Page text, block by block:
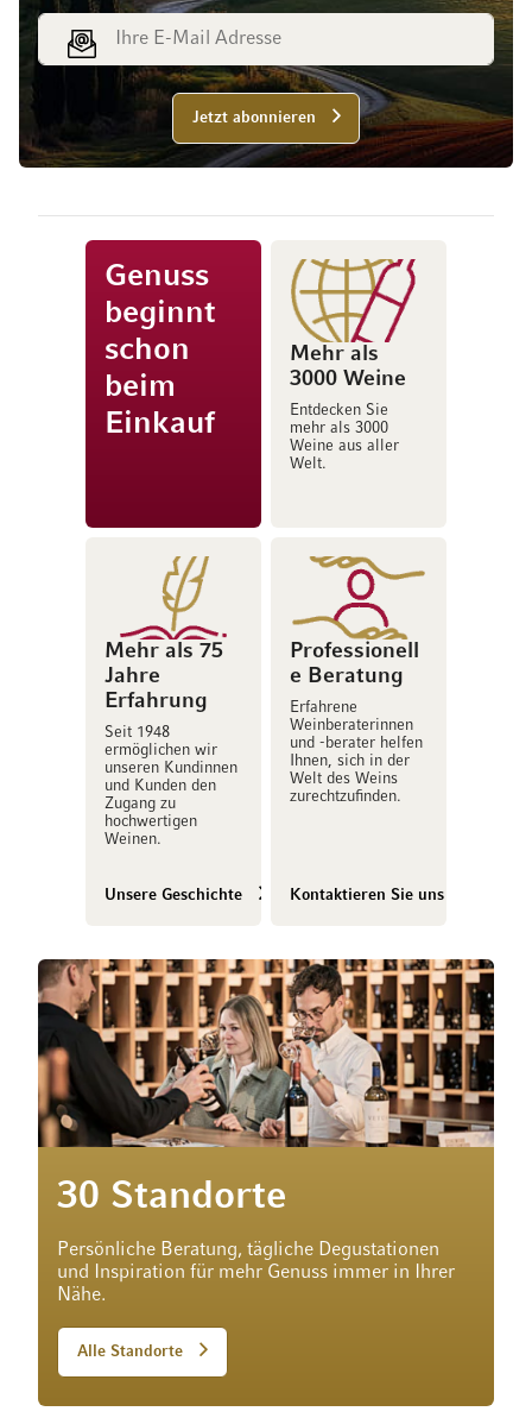
E-Mail Adresse
Jetzt abonnieren
Genuss
beginnt
schon
beim
Einkauf
Mehr als
3000 Weine
Entdecken Sie
mehr als 3000
Weine aus aller
Welt.
Mehr als 75
Jahre
Erfahrung
Seit 1948
ermöglichen wir
unseren Kundinnen
und Kunden den
Zugang zu
hochwertigen
Weinen.
Unsere Geschichte
Professionell
e Beratung
Erfahrene
Weinberaterinnen
und -berater helfen
Ihnen, sich in der
Welt des Weins
zurechtzufinden.
Kontaktieren Sie uns
30 Standorte
Persönliche Beratung, tägliche Degustationen
und Inspiration für mehr Genuss immer in Ihrer
Nähe.
Alle Standorte